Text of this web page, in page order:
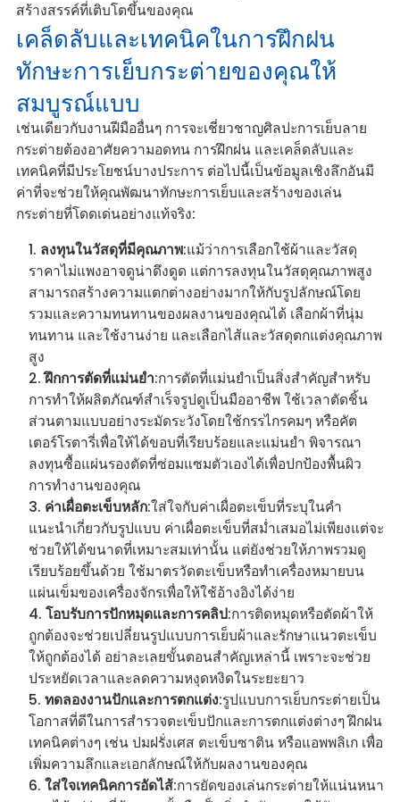
สร้างสรรค์ที่เติบโตขึ้นของคุณ
เคล็ดลับและเทคนิคในการฝึกฝน
ทักษะการเย็บกระต่ายของคุณให้
สมบูรณ์แบบ
เช่นเดียวกับงานฝีมืออื่นๆ การจะเชี่ยวชาญศิลปะการเย็บลาย
กระต่ายต้องอาศัยความอดทน การฝึกฝน และเคล็ดลับและ
เทคนิคที่มีประโยชน์บางประการ ต่อไปนี้เป็นข้อมูลเชิงลึกอันมี
ค่าที่จะช่วยให้คุณพัฒนาทักษะการเย็บและสร้างของเล่น
กระต่ายที่โดดเด่นอย่างแท้จริง:
ลงทุนในวัสดุที่มีคุณภาพ:แม้ว่าการเลือกใช้ผ้าและวัสดุ
ราคาไม่แพงอาจดูน่าดึงดูด แต่การลงทุนในวัสดุคุณภาพสูง
สามารถสร้างความแตกต่างอย่างมากให้กับรูปลักษณ์โดย
รวมและความทนทานของผลงานของคุณได้ เลือกผ้าที่นุ่ม
ทนทาน และใช้งานง่าย และเลือกไส้และวัสดุตกแต่งคุณภาพ
สูง
ฝึกการตัดที่แม่นยำ:การตัดที่แม่นยำเป็นสิ่งสำคัญสำหรับ
การทำให้ผลิตภัณฑ์สำเร็จรูปดูเป็นมืออาชีพ ใช้เวลาตัดชิ้น
ส่วนตามแบบอย่างระมัดระวังโดยใช้กรรไกรคมๆ หรือคัต
เตอร์โรตารี่เพื่อให้ได้ขอบที่เรียบร้อยและแม่นยำ พิจารณา
ลงทุนซื้อแผ่นรองตัดที่ซ่อมแซมตัวเองได้เพื่อปกป้องพื้นผิว
การทำงานของคุณ
ค่าเผื่อตะเข็บหลัก:ใส่ใจกับค่าเผื่อตะเข็บที่ระบุในคำ
แนะนำเกี่ยวกับรูปแบบ ค่าเผื่อตะเข็บที่สม่ำเสมอไม่เพียงแต่จะ
ช่วยให้ได้ขนาดที่เหมาะสมเท่านั้น แต่ยังช่วยให้ภาพรวมดู
เรียบร้อยขึ้นด้วย ใช้มาตรวัดตะเข็บหรือทำเครื่องหมายบน
แผ่นเข็มของเครื่องจักรเพื่อให้ใช้อ้างอิงได้ง่าย
โอบรับการปักหมุดและการคลิป:การติดหมุดหรือตัดผ้าให้
ถูกต้องจะช่วยเปลี่ยนรูปแบบการเย็บผ้าและรักษาแนวตะเข็บ
ให้ถูกต้องได้ อย่าละเลยขั้นตอนสำคัญเหล่านี้ เพราะจะช่วย
ประหยัดเวลาและลดความหงุดหงิดในระยะยาว
ทดลองงานปักและการตกแต่ง:รูปแบบการเย็บกระต่ายเป็น
โอกาสที่ดีในการสำรวจตะเข็บปักและการตกแต่งต่างๆ ฝึกฝน
เทคนิคต่างๆ เช่น ปมฝรั่งเศส ตะเข็บซาติน หรือแอพพลิเก เพื่อ
เพิ่มความลึกและเอกลักษณ์ให้กับผลงานของคุณ
ใส่ใจเทคนิคการอัดไส้:การยัดของเล่นกระต่ายให้แน่นหนา